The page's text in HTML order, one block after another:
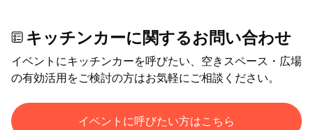
キッチンカーに関するお問い合わせ
イベントにキッチンカーを呼びたい、空きスペース・広場
の有効活用をご検討の方はお気軽にご相談ください。
イベントに呼びたい方はこちら